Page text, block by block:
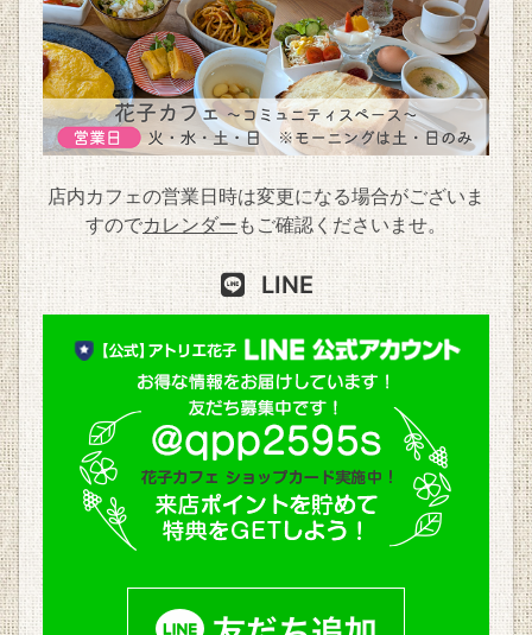
店内カフェの営業日時は変更になる場合がございま
すのでカレンダーもご確認くださいませ。
LINE